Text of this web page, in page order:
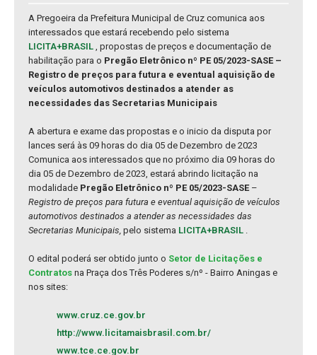
A Pregoeira da Prefeitura Municipal de Cruz comunica aos
interessados que estará recebendo pelo sistema
LICITA+BRASIL , propostas de preços e documentação de
habilitação para o Pregão Eletrônico nº PE 05/2023-SASE –
Registro de preços para futura e eventual aquisição de
veículos automotivos destinados a atender as
necessidades das Secretarias Municipais
A abertura e exame das propostas e o inicio da disputa por
lances será às 09 horas do dia 05 de Dezembro de 2023
Comunica aos interessados que no próximo dia 09 horas do
dia 05 de Dezembro de 2023, estará abrindo licitação na
modalidade Pregão Eletrônico nº PE 05/2023-SASE –
Registro de preços para futura e eventual aquisição de veículos
automotivos destinados a atender as necessidades das
Secretarias Municipais, pelo sistema LICITA+BRASIL .
O edital poderá ser obtido junto o Setor de Licitações e
Contratos na Praça dos Três Poderes s/nº - Bairro Aningas e
nos sites:
www.cruz.ce.gov.br
http://www.licitamaisbrasil.com.br/
www.tce.ce.gov.br